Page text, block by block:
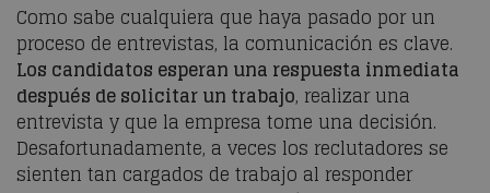
Como sabe cualquiera que haya pasado por un
proceso de entrevistas, la comunicación es clave.
Los candidatos esperan una respuesta inmediata
después de solicitar un trabajo, realizar una
entrevista y que la empresa tome una decisión.
Desafortunadamente, a veces los reclutadores se
sienten tan cargados de trabajo al responder